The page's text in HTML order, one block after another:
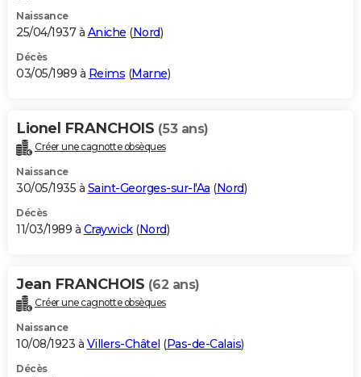
Naissance
25/04/1937 à Aniche (Nord)
Décès
03/05/1989 à Reims (Marne)
Lionel FRANCHOIS (53 ans)
Créer une cagnotte obsèques
Naissance
30/05/1935 à Saint-Georges-sur-l'Aa (Nord)
Décès
11/03/1989 à Craywick(Nord)
Jean FRANCHOIS (62 ans)
Créer une cagnotte obsèques
Naissance
10/08/1923 à Villers-Châtel (Pas-de-Calais)
Décès